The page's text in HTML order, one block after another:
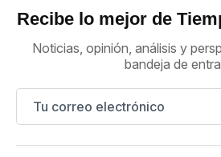
Recibe lo mejor de
Noticias, opinión, análisis y
bandeja de